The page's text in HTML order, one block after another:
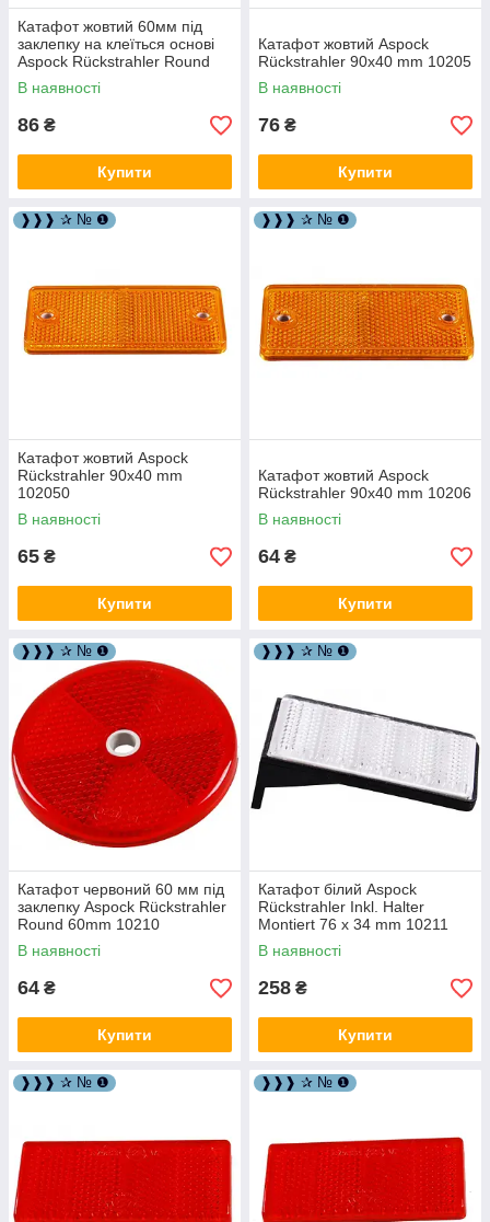
Катафот жовтий 60мм під
заклепку на клеїться основі
Aspock Rückstrahler Round
60mm 102040
В наявності
86 ₴
Купити
Катафот жовтий Aspock
Rückstrahler 90х40 mm 10205
В наявності
76 ₴
Купити
❱❱❱ ✰ № ❶
Катафот жовтий Aspock
Rückstrahler 90х40 mm
102050
В наявності
65 ₴
Купити
❱❱❱ ✰ № ❶
Катафот жовтий Aspock
Rückstrahler 90х40 mm 10206
В наявності
64 ₴
Купити
❱❱❱ ✰ № ❶
Катафот червоний 60 мм під
заклепку Aspock Rückstrahler
Round 60mm 10210
В наявності
64 ₴
Купити
❱❱❱ ✰ № ❶
Катафот білий Aspock
Rückstrahler Inkl. Halter
Montiert 76 х 34 mm 10211
В наявності
258 ₴
Купити
❱❱❱ ✰ № ❶ ❱❱❱ ✰ № ❶